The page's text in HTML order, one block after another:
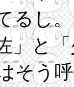
るし。
」と
そう